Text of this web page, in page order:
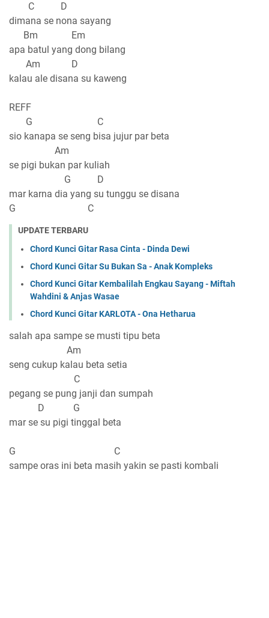
C D
dimana se nona sayang
Bm Em
apa batul yang dong bilang
Am D
kalau ale disana su kaweng
REFF
G C
sio kanapa se seng bisa jujur par beta
Am
se pigi bukan par kuliah
G D
mar karna dia yang su tunggu se disana
G C
UPDATE TERBARU
Chord Kunci Gitar Rasa Cinta - Dinda Dewi
Chord Kunci Gitar Su Bukan Sa - Anak Kompleks
Chord Kunci Gitar Kembalilah Engkau Sayang - Miftah
Wahdini & Anjas Wasae
Chord Kunci Gitar KARLOTA - Ona Hetharua
salah apa sampe se musti tipu beta
Am
seng cukup kalau beta setia
C
pegang se pung janji dan sumpah
D G
mar se su pigi tinggal beta
G C
sampe oras ini beta masih yakin se pasti kombali